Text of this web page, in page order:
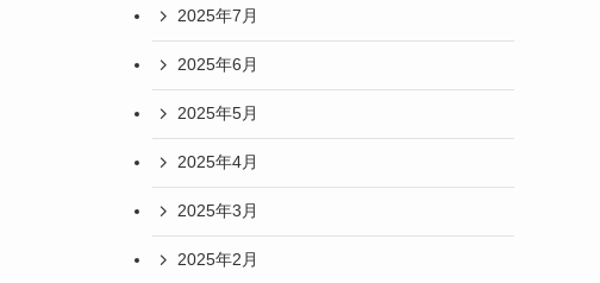
2025年7月
2025年6月
2025年5月
2025年4月
2025年3月
2025年2月